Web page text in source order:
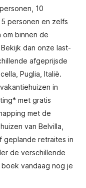
10
personen en zelfs
om binnen de
dan onze last-
afgeprijsde
Puglia, Italië.
in
met gratis
met de
van Belvilla,
geplande retraites in
de verschillende
vandaag nog je